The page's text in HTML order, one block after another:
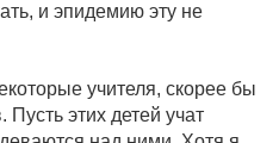
и эпидемию эту не
учителя, скорее бы
этих детей учат